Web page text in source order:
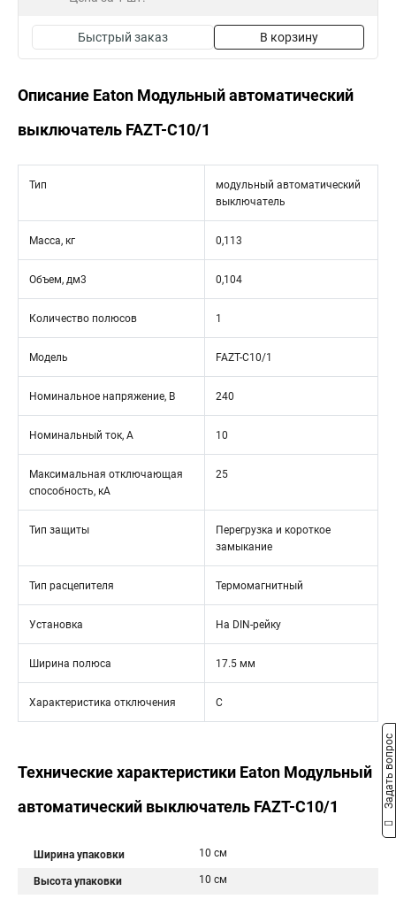
Быстрый заказ В корзину
Описание Eaton Модульный автоматический
выключатель FAZT-C10/1
Тип
модульный автоматический
выключатель
Масса, кг 0,113
Объем, дм3 0,104
Количество полюсов 1
Модель FAZT-C10/1
Номинальное напряжение, В 240
Номинальный ток, А 10
Максимальная отключающая
способность, кА
25
Тип защиты
Перегрузка и короткое
замыкание
Тип расцепителя Термомагнитный
Установка На DIN-рейку
Ширина полюса 17.5 мм
Характеристика отключения C
Технические характеристики Eaton Модульный
автоматический выключатель FAZT-C10/1
Ширина упаковки 10 см
Высота упаковки 10 см
Задать вопрос